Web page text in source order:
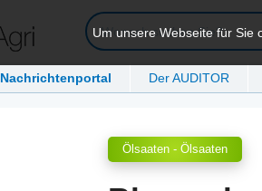
Nachrichtenportal Der AUDITOR
Um unsere Webseite für Sie
Ölsaaten - Ölsaaten